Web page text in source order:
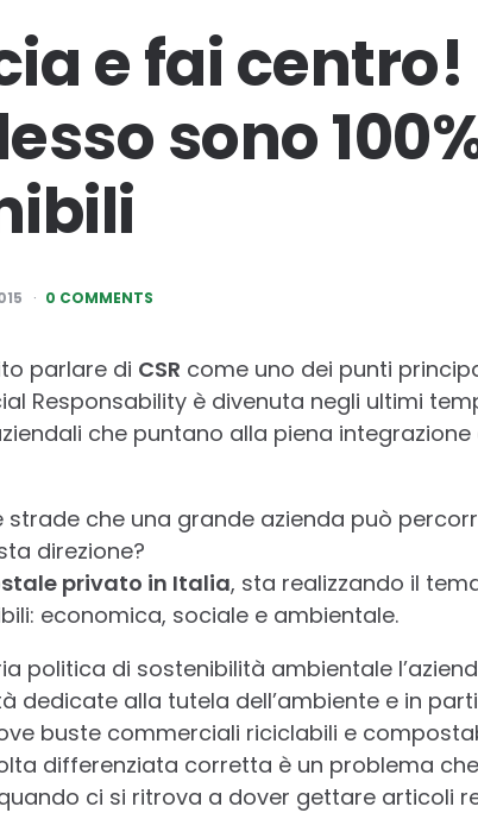
e fai centro!
sono
0 COMMENTS
parlare di CSR come uno dei punti
Responsability è divenuta negli ultimi
che puntano alla piena
strade che una grande azienda può
direzione?
privato in Italia, sta realizzando il
economica, sociale e ambientale.
politica di sostenibilità ambientale
dedicate alla tutela dell’ambiente e in
buste commerciali riciclabili e
differenziata corretta è un problema
ci si ritrova a dover gettare articoli